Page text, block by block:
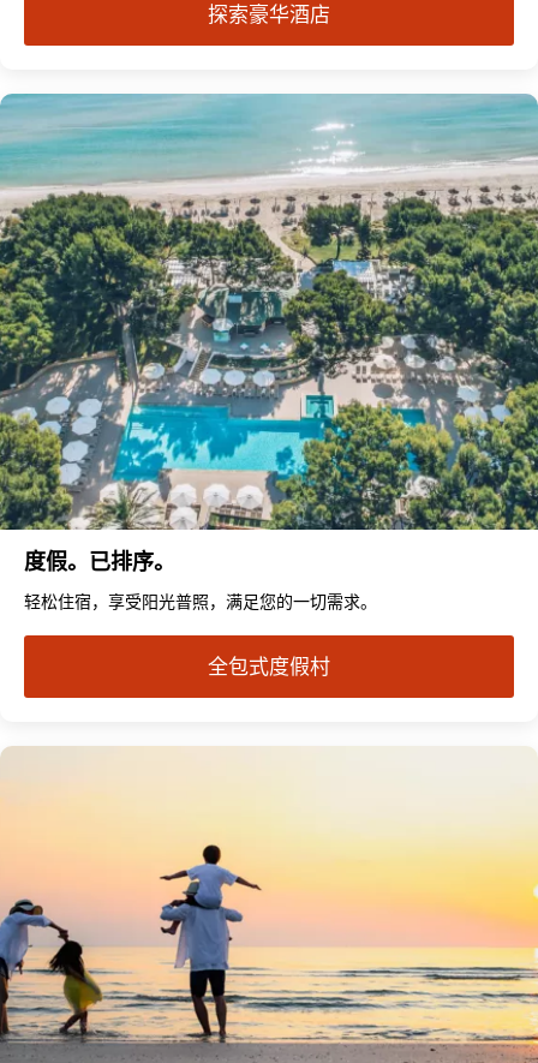
探索豪华酒店
度假。已排序。
轻松住宿，享受阳光普照，满足您的一切需求。
全包式度假村